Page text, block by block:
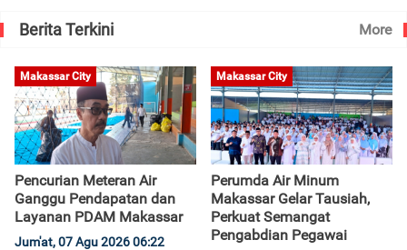
Berita Terkini More
Makassar City
Pencurian Meteran Air
Ganggu Pendapatan dan
Layanan PDAM Makassar
Jum'at, 07 Agu 2026 06:22
Makassar City
Perumda Air Minum
Makassar Gelar Tausiah,
Perkuat Semangat
Pengabdian Pegawai